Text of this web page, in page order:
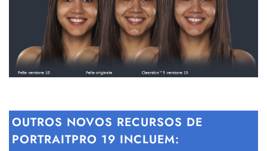
OUTROS NOVOS RECURSOS DE
PORTRAITPRO 19 INCLUEM: